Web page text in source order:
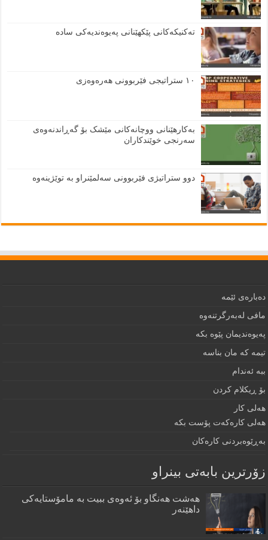
تەکنیکەکانی پێکهێنانی پەیوەندیەکی سادە
١٠ ستراتیجی فێربوونی هەرەوەزی
بەکارهێنانی ووچانەکانی مێشک بۆ گەڕاندنەوەی
سەرنجی خوێندکاران
دوو ستراتیژی فێربوونی سەلمێنراو بە توێژینەوە
دەبارەى ئێمە
مافى لەبەرگرتنەوە
په‌يوه‌نديمان پێوه‌ بكه‌‌
تيمه كه مان بناسه
ببه‌ ئه‌ندام
بۆ ڕيكلام كردن
هه‌لی كار
هەلی کارەکەت پۆست بکە
به‌ڕێوه‌بردنى كاره‌كان
زۆرترين بابه‌تى بينراو
هەشت هەنگاو بۆ ئەوەی ببیت بە مامۆستایەکی
داهێنەر